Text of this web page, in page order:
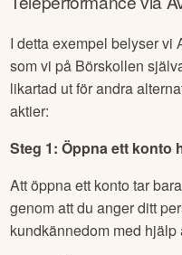
I detta exempel belyser vi
som vi på Börskollen
likartad ut för andra
aktier:
Steg 1: Öppna ett konto
Att öppna ett konto tar
genom att du anger ditt
kundkännedom med hjälp